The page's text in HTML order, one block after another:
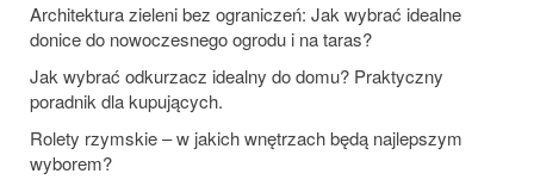
Architektura zieleni bez ograniczeń: Jak wybrać idealne
donice do nowoczesnego ogrodu i na taras?
Jak wybrać odkurzacz idealny do domu? Praktyczny
poradnik dla kupujących.
Rolety rzymskie – w jakich wnętrzach będą najlepszym
wyborem?